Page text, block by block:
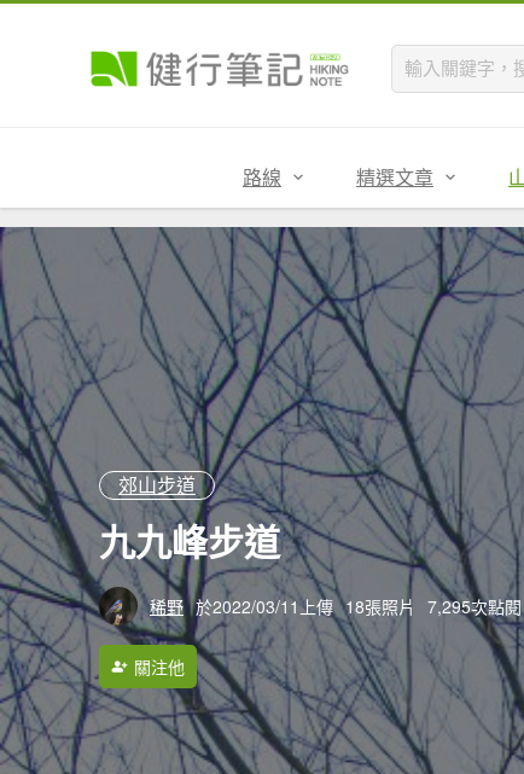
路線 精選文章
郊山步道
九九峰步道
稀野 於2022/03/11上傳 18張照片 7,295次點閱
關注他